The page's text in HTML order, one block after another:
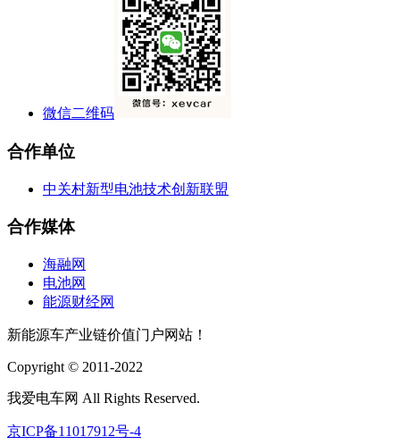
微信二维码
合作单位
中关村新型电池技术创新联盟
合作媒体
海融网
电池网
能源财经网
新能源车产业链价值门户网站！
Copyright © 2011-2022
我爱电车网 All Rights Reserved.
京ICP备11017912号-4